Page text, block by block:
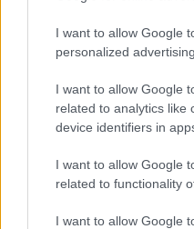
I want to allow Google
personalized advertising.
I want to allow Google
related to analytics like
device identifiers in
I want to allow Google
related to functionality
I want to allow Google
Περίπου 50
εισέβαλαν στο ρινγκ
επιτίθενται στον